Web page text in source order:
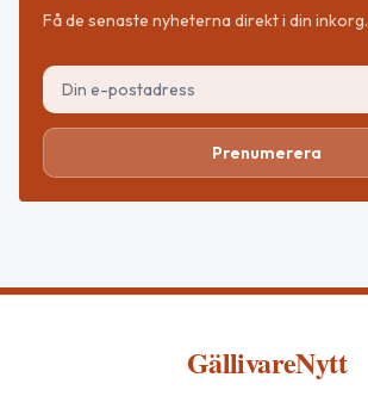
Få de senaste nyheterna direkt i din inkorg.
Prenumerera
GällivareNytt